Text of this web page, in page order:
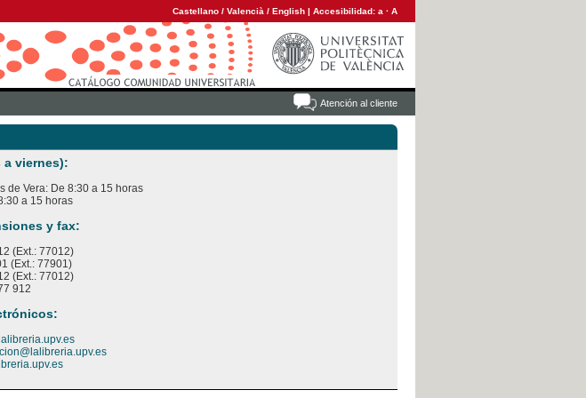
Castellano / Valencià / English | Accesibilidad: a · A
Atención al cliente
a viernes):
Vera: De 8:30 a 15 horas
a 15 horas
y fax:
(Ext.: 77012)
(Ext.: 77901)
(Ext.: 77012)
912